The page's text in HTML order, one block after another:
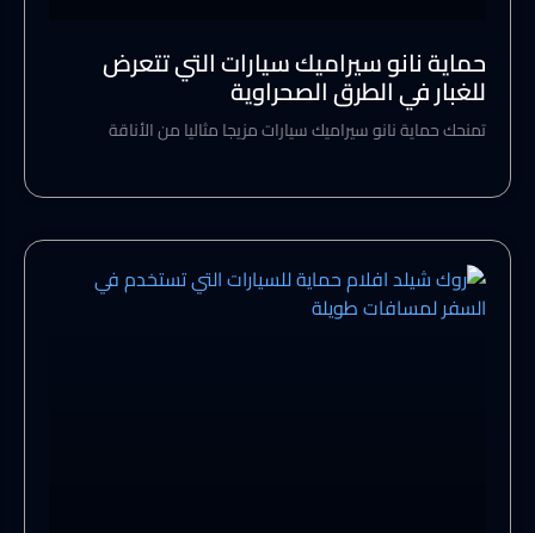
حماية نانو سيراميك سيارات التي تتعرض
للغبار في الطرق الصحراوية
تمنحك حماية نانو سيراميك سيارات مزيجا مثاليا من الأناقة